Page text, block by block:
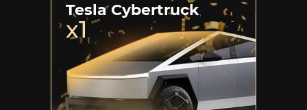
Tesla Cybertruck
x1